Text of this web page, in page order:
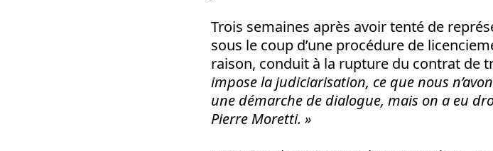
Trois semaines après avoir tenté de
sous le coup d’une procédure de
raison, conduit à la rupture du contrat de
impose la judiciarisation, ce que nous
une démarche de dialogue, mais on a eu
Pierre Moretti. »